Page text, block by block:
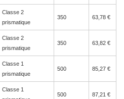
Classe 2
prismatique
350 63,78 €
Classe 2
prismatique
350 63,82 €
Classe 1
prismatique
500 85,27 €
Classe 1
500 87,21 €